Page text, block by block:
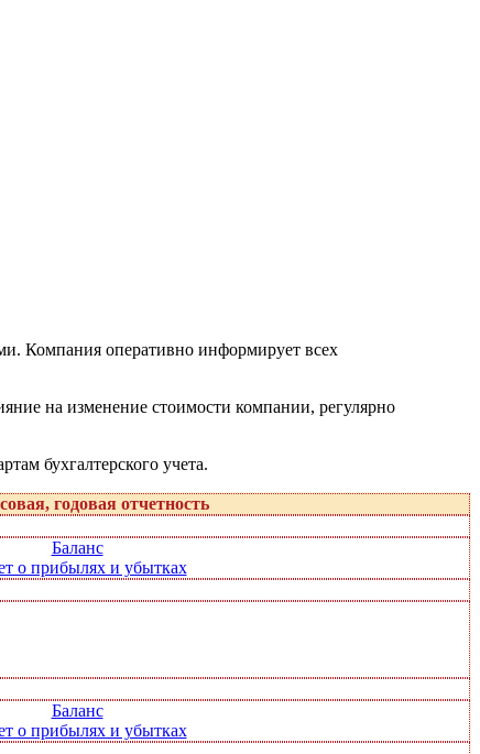
Компания оперативно информирует всех
на изменение стоимости компании, регулярно
бухгалтерского учета.
годовая отчетность
Баланс
о прибылях и убытках
Баланс
о прибылях и убытках